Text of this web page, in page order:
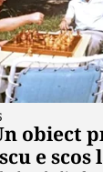
obiect
e